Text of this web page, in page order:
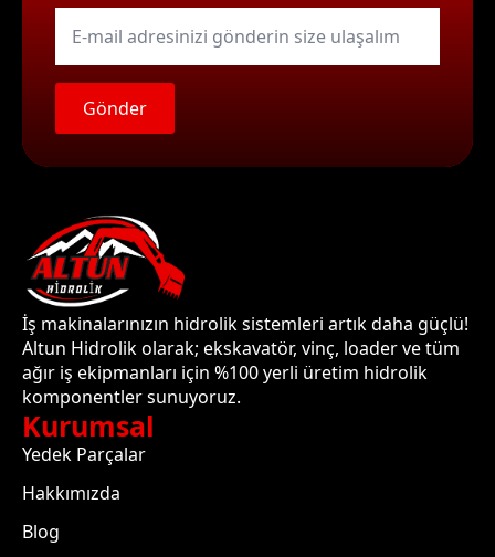
E-
mail
Gönder
İş makinalarınızın hidrolik sistemleri artık daha güçlü!
Altun Hidrolik olarak; ekskavatör, vinç, loader ve tüm
ağır iş ekipmanları için %100 yerli üretim hidrolik
komponentler sunuyoruz.
Kurumsal
Yedek Parçalar
Hakkımızda
Blog